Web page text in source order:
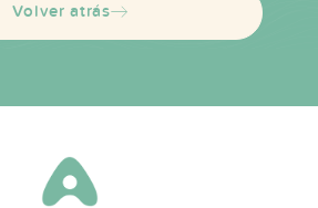
Volver atrás